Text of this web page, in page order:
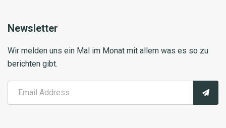
Newsletter
Wir melden uns ein Mal im Monat mit allem was es so zu
berichten gibt.